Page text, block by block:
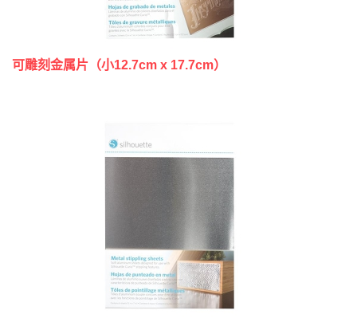
可雕刻金属片（小12.7cm x 17.7cm）